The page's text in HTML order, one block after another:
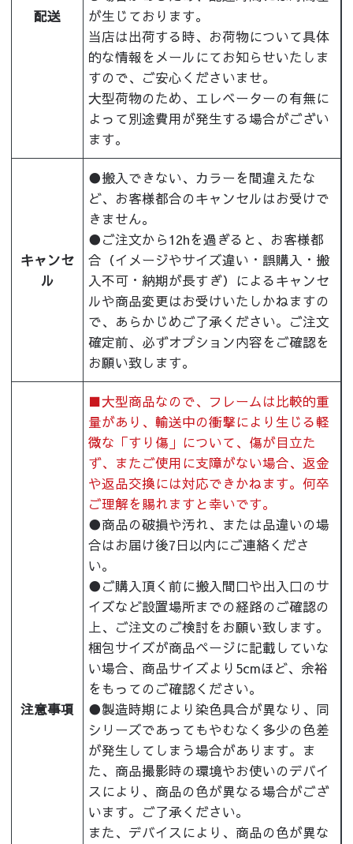
配送
が生じております。
当店は出荷する時、お荷物について具体
的な情報をメールにてお知らせいたしま
すので、ご安心くださいませ。
大型荷物のため、エレベーターの有無に
よって別途費用が発生する場合がござい
ます。
キャンセ
ル
●搬入できない、カラーを間違えたな
ど、お客様都合のキャンセルはお受けで
きません。
●ご注文から12hを過ぎると、お客様都
合（イメージやサイズ違い・誤購入・搬
入不可・納期が長すぎ）によるキャンセ
ルや商品変更はお受けいたしかねますの
で、あらかじめご了承ください。ご注文
確定前、必ずオプション内容をご確認を
お願い致します。
注意事項
■大型商品なので、フレームは比較的重
量があり、輸送中の衝撃により生じる軽
微な「すり傷」について、傷が目立た
ず、またご使用に支障がない場合、返金
や返品交換には対応できかねます。何卒
ご理解を賜れますと幸いです。
●商品の破損や汚れ、または品違いの場
合はお届け後7日以内にご連絡くださ
い。
●ご購入頂く前に搬入間口や出入口のサ
イズなど設置場所までの経路のご確認の
上、ご注文のご検討をお願い致します。
梱包サイズが商品ページに記載していな
い場合、商品サイズより5cmほど、余裕
をもってのご確認ください。
●製造時期により染色具合が異なり、同
シリーズであってもやむなく多少の色差
が発生してしまう場合があります。ま
た、商品撮影時の環境やお使いのデバイ
スにより、商品の色が異なる場合がござ
います。ご了承ください。
また、デバイスにより、商品の色が異な